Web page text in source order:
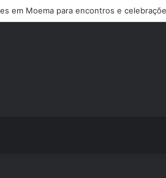
em Moema para encontros e